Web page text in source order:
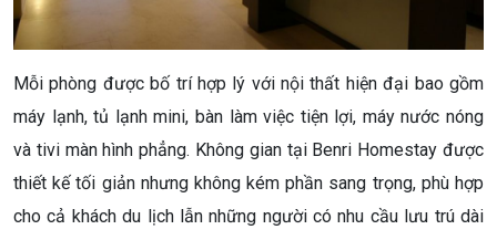
Mỗi phòng được bố trí hợp lý với nội thất hiện đại bao gồm
máy lạnh, tủ lạnh mini, bàn làm việc tiện lợi, máy nước nóng
và tivi màn hình phẳng. Không gian tại Benri Homestay được
thiết kế tối giản nhưng không kém phần sang trọng, phù hợp
cho cả khách du lịch lẫn những người có nhu cầu lưu trú dài